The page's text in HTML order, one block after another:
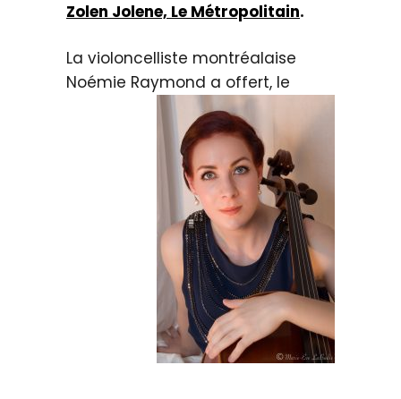
Zolen Jolene, Le Métropolitain.
La violoncelliste montréalaise
Noémie Raymond a offert, le